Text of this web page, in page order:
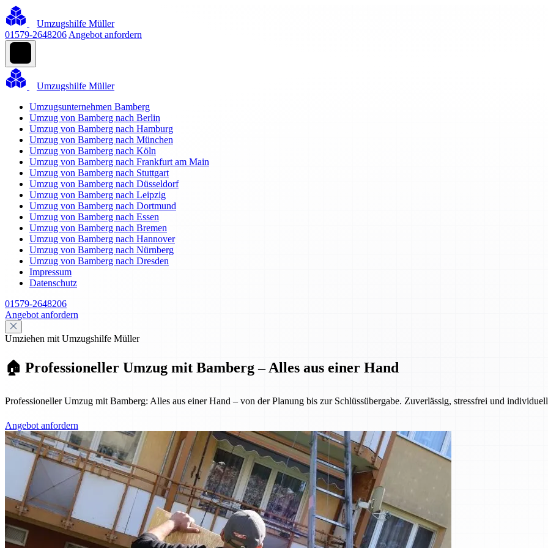
Umzugshilfe Müller
01579-2648206 Angebot anfordern
Umzugshilfe Müller
Umzugsunternehmen Bamberg
Umzug von Bamberg nach Berlin
Umzug von Bamberg nach Hamburg
Umzug von Bamberg nach München
Umzug von Bamberg nach Köln
Umzug von Bamberg nach Frankfurt am Main
Umzug von Bamberg nach Stuttgart
Umzug von Bamberg nach Düsseldorf
Umzug von Bamberg nach Leipzig
Umzug von Bamberg nach Dortmund
Umzug von Bamberg nach Essen
Umzug von Bamberg nach Bremen
Umzug von Bamberg nach Hannover
Umzug von Bamberg nach Nürnberg
Umzug von Bamberg nach Dresden
Impressum
Datenschutz
01579-2648206
Angebot anfordern
Umziehen mit Umzugshilfe Müller
🏠 Professioneller Umzug mit Bamberg – Alles aus einer Hand
Professioneller Umzug mit Bamberg: Alles aus einer Hand – von der Planung bis zur Schlüssübergabe. Zuverlässig, stressfrei und
Angebot anfordern